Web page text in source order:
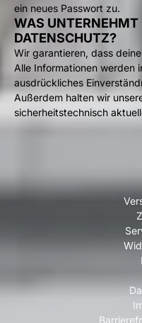
ein neues Passwort zu.
WAS UNTERNEHMT
DATENSCHUTZ?
Wir garantieren, dass
Alle Informationen werden
ausdrückliches
Außerdem halten wir
sicherheitstechnisch